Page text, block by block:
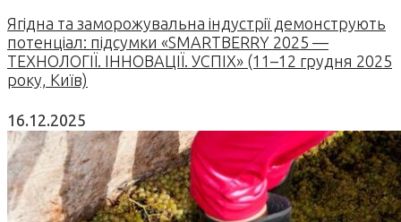
Ягідна та заморожувальна індустрії демонструють
потенціал: підсумки «SMARTBERRY 2025 —
ТЕХНОЛОГІЇ. ІННОВАЦІЇ. УСПІХ» (11–12 грудня 2025
року, Київ)
16.12.2025